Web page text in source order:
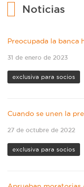
Noticias
Preocupada la banca
31 de enero de 2023
exclusiva para socios
Cuando se unen la
27 de octubre de 2022
exclusiva para socios